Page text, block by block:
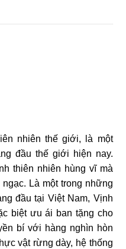
nhiên thế giới, là một
đầu thế giới hiện nay.
thiên nhiên hùng vĩ mà
Là một trong những
đầu tại Việt Nam, Vịnh
biệt ưu ái ban tặng cho
bí với hàng nghìn hòn
vật rừng dày, hệ thống